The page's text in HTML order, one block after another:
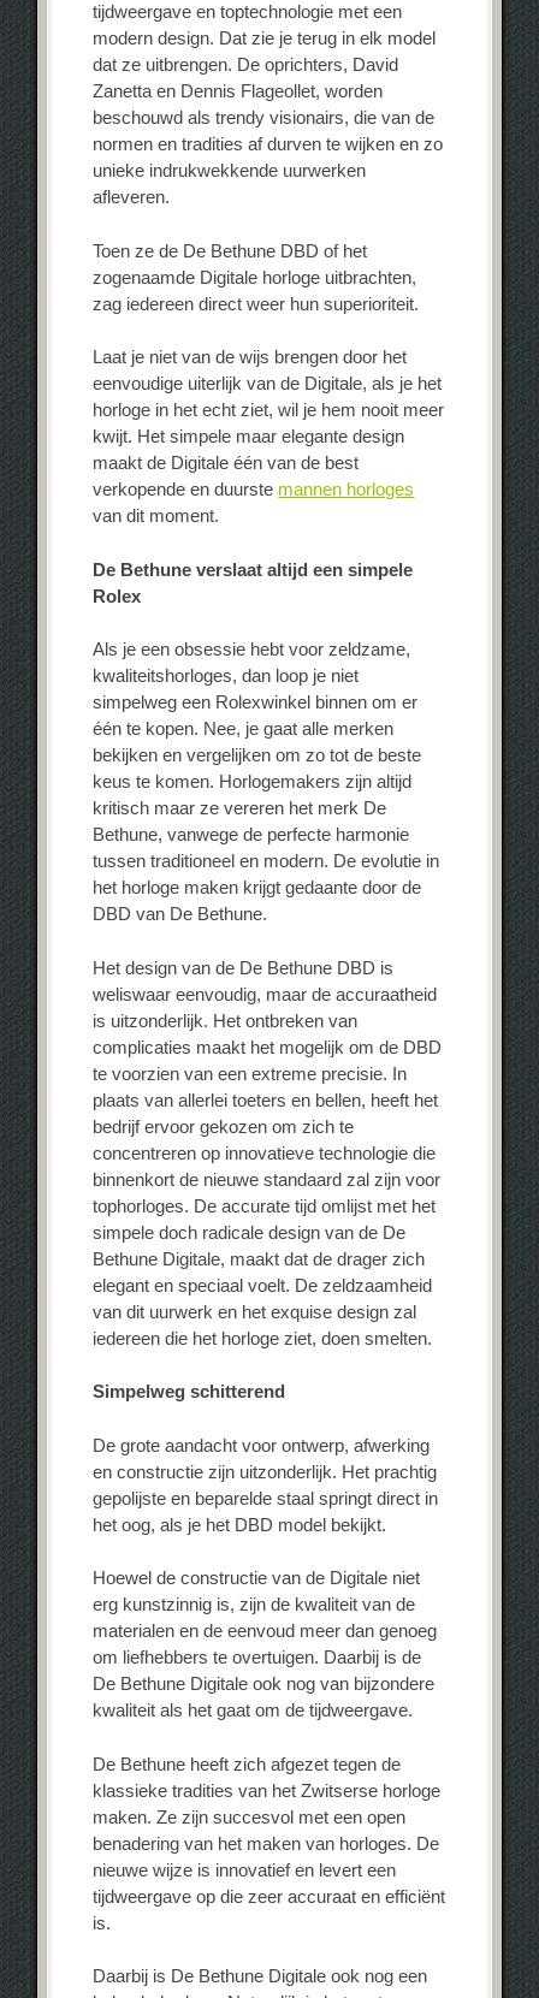
tijdweergave en toptechnologie met een
modern design. Dat zie je terug in elk model
dat ze uitbrengen. De oprichters, David
Zanetta en Dennis Flageollet, worden
beschouwd als trendy visionairs, die van de
normen en tradities af durven te wijken en zo
unieke indrukwekkende uurwerken
afleveren.
Toen ze de De Bethune DBD of het
zogenaamde Digitale horloge uitbrachten,
zag iedereen direct weer hun superioriteit.
Laat je niet van de wijs brengen door het
eenvoudige uiterlijk van de Digitale, als je het
horloge in het echt ziet, wil je hem nooit meer
kwijt. Het simpele maar elegante design
maakt de Digitale één van de best
verkopende en duurste mannen horloges
van dit moment.
De Bethune verslaat altijd een simpele
Rolex
Als je een obsessie hebt voor zeldzame,
kwaliteitshorloges, dan loop je niet
simpelweg een Rolexwinkel binnen om er
één te kopen. Nee, je gaat alle merken
bekijken en vergelijken om zo tot de beste
keus te komen. Horlogemakers zijn altijd
kritisch maar ze vereren het merk De
Bethune, vanwege de perfecte harmonie
tussen traditioneel en modern. De evolutie in
het horloge maken krijgt gedaante door de
DBD van De Bethune.
Het design van de De Bethune DBD is
weliswaar eenvoudig, maar de accuraatheid
is uitzonderlijk. Het ontbreken van
complicaties maakt het mogelijk om de DBD
te voorzien van een extreme precisie. In
plaats van allerlei toeters en bellen, heeft het
bedrijf ervoor gekozen om zich te
concentreren op innovatieve technologie die
binnenkort de nieuwe standaard zal zijn voor
tophorloges. De accurate tijd omlijst met het
simpele doch radicale design van de De
Bethune Digitale, maakt dat de drager zich
elegant en speciaal voelt. De zeldzaamheid
van dit uurwerk en het exquise design zal
iedereen die het horloge ziet, doen smelten.
Simpelweg schitterend
De grote aandacht voor ontwerp, afwerking
en constructie zijn uitzonderlijk. Het prachtig
gepolijste en beparelde staal springt direct in
het oog, als je het DBD model bekijkt.
Hoewel de constructie van de Digitale niet
erg kunstzinnig is, zijn de kwaliteit van de
materialen en de eenvoud meer dan genoeg
om liefhebbers te overtuigen. Daarbij is de
De Bethune Digitale ook nog van bijzondere
kwaliteit als het gaat om de tijdweergave.
De Bethune heeft zich afgezet tegen de
klassieke tradities van het Zwitserse horloge
maken. Ze zijn succesvol met een open
benadering van het maken van horloges. De
nieuwe wijze is innovatief en levert een
tijdweergave op die zeer accuraat en efficiënt
is.
Daarbij is De Bethune Digitale ook nog een